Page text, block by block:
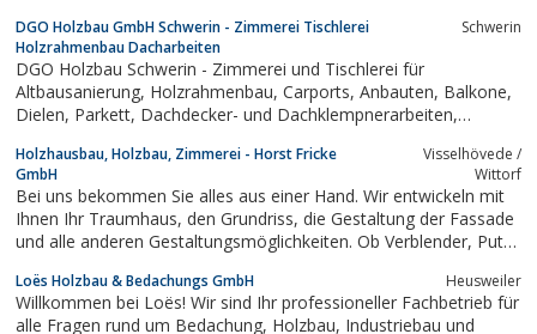
DGO Holzbau GmbH Schwerin - Zimmerei Tischlerei
Holzrahmenbau Dacharbeiten
Schwerin
DGO Holzbau Schwerin - Zimmerei und Tischlerei für
Altbausanierung, Holzrahmenbau, Carports, Anbauten, Balkone,
Dielen, Parkett, Dachdecker- und Dachklempnerarbeiten,
Holzhausbau, Holzbau, Zimmerei - Horst Fricke
GmbH
Visselhövede /
Wittorf
Bei uns bekommen Sie alles aus einer Hand. Wir entwickeln mit
Ihnen Ihr Traumhaus, den Grundriss, die Gestaltung der Fassade
und alle anderen Gestaltungsmöglichkeiten. Ob Verblender, Putz,
bei der Planung als auch während der Bauphase nur uns als
Ansprechpartner.
Loës Holzbau & Bedachungs GmbH Heusweiler
Willkommen bei Loës! Wir sind Ihr professioneller Fachbetrieb für
alle Fragen rund um Bedachung, Holzbau, Industriebau und